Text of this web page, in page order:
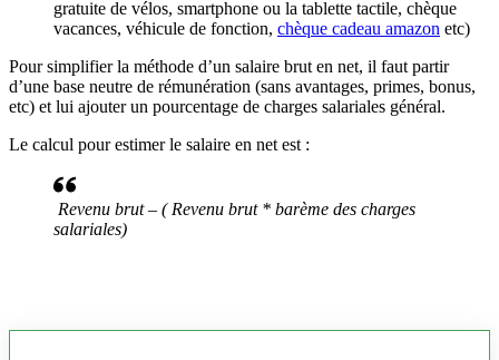
gratuite de vélos, smartphone ou la tablette tactile, chèque
vacances, véhicule de fonction, chèque cadeau amazon etc)
Pour simplifier la méthode d’un salaire brut en net, il faut partir
d’une base neutre de rémunération (sans avantages, primes, bonus,
etc) et lui ajouter un pourcentage de charges salariales général.
Le calcul pour estimer le salaire en net est :
Revenu brut – ( Revenu brut * barème des charges
salariales)